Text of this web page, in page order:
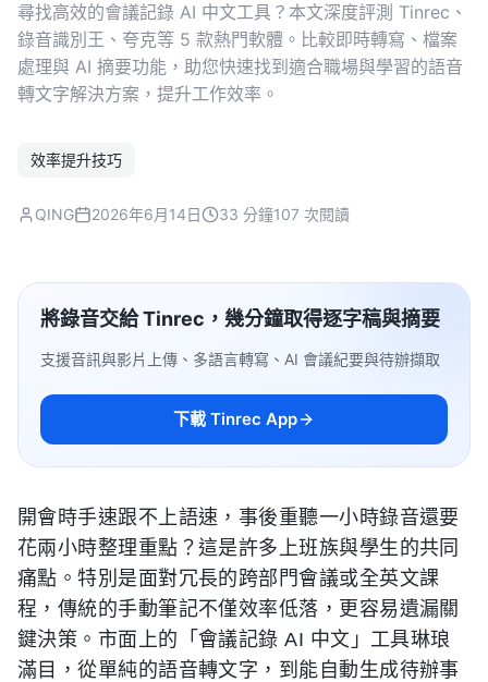
尋找高效的會議記錄 AI 中文工具？本文深度評測 Tinrec、
錄音識別王、夸克等 5 款熱門軟體。比較即時轉寫、檔案
處理與 AI 摘要功能，助您快速找到適合職場與學習的語音
轉文字解決方案，提升工作效率。
效率提升技巧
QING 2026年6月14日 33 分鐘107 次閱讀
將錄音交給 Tinrec，幾分鐘取得逐字稿與摘要
支援音訊與影片上傳、多語言轉寫、AI 會議紀要與待辦擷取
下載 Tinrec App
開會時手速跟不上語速，事後重聽一小時錄音還要
花兩小時整理重點？這是許多上班族與學生的共同
痛點。特別是面對冗長的跨部門會議或全英文課
程，傳統的手動筆記不僅效率低落，更容易遺漏關
鍵決策。市面上的「會議記錄 AI 中文」工具琳琅
滿目，從單純的語音轉文字，到能自動生成待辦事